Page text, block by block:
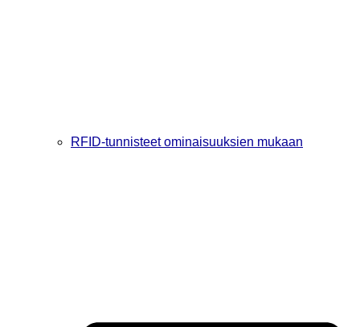
RFID-tunnisteet ominaisuuksien mukaan